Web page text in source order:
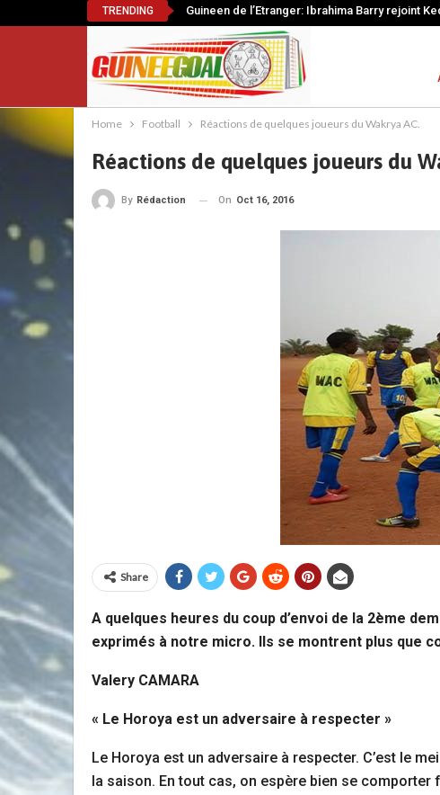
TRENDING Guineen de l’Etranger: Ibrahima Barry rejoint
Home Football Réactions de quelques joueurs du Wakrya AC.
Réactions de quelques joueurs du
By Rédaction On Oct 16, 2016
Share
A quelques heures du coup d’envoi de la 2ème
exprimés à notre micro. Ils se montrent plus que
Valery CAMARA
« Le Horoya est un adversaire à respecter »
Le Horoya est un adversaire à respecter. C’est le
la saison. En tout cas, on espère bien se comporter